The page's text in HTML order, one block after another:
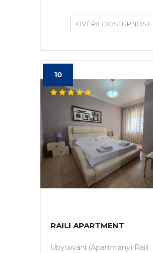
OVĚŘIT DOSTUPNOST
10
RAILI APARTMENT
Ubytování (Apartmány) Raili